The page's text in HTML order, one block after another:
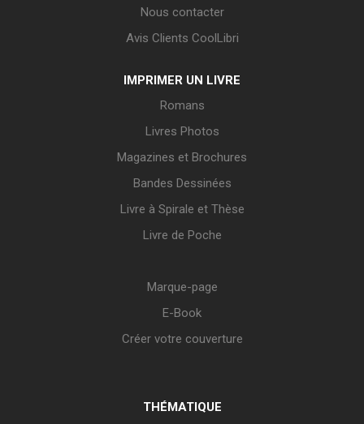
Nous contacter
Avis Clients CoolLibri
IMPRIMER UN LIVRE
Romans
Livres Photos
Magazines et Brochures
Bandes Dessinées
Livre à Spirale et Thèse
Livre de Poche
Marque-page
E-Book
Créer votre couverture
THÉMATIQUE